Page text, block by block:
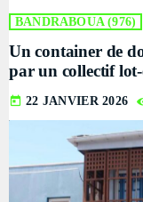
BANDRABOUA (976)
Un container de
par un collectif
today 22 JANVIER 2026